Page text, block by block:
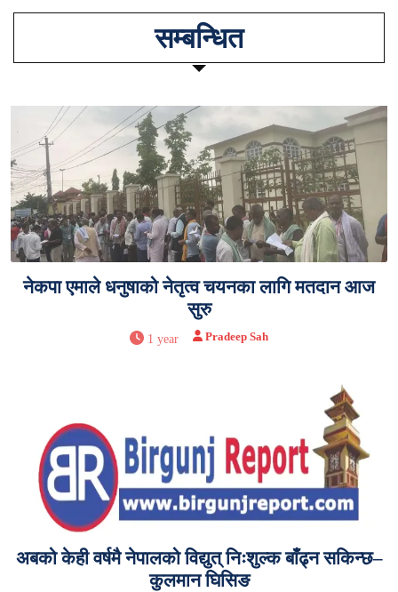
सम्बन्धित
नेकपा एमाले धनुषाको नेतृत्व चयनका लागि मतदान आज
सुरु
1 year Pradeep Sah
अबको केही वर्षमै नेपालको विद्युत् निःशुल्क बाँढ्न सकिन्छ–
कुलमान घिसिङ